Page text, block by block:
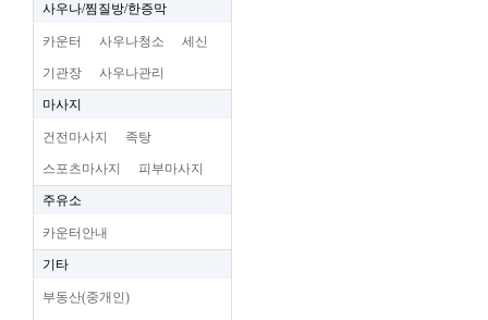
사우나/찜질방/한증막
카운터 사우나청소 세신
기관장 사우나관리
마사지
건전마사지 족탕
스포츠마사지 피부마사지
주유소
카운터안내
기타
부동산(중개인)